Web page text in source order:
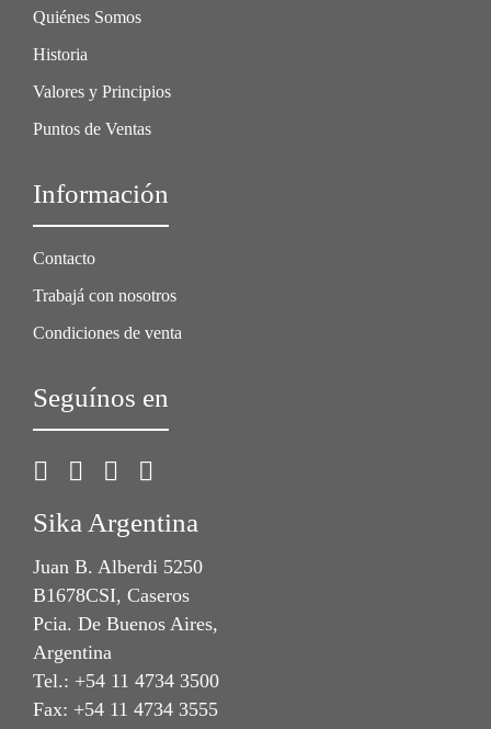
Quiénes Somos
Historia
Valores y Principios
Puntos de Ventas
Información
Contacto
Trabajá con nosotros
Condiciones de venta
Seguínos en
Sika Argentina
Juan B. Alberdi 5250
B1678CSI, Caseros
Pcia. De Buenos Aires,
Argentina
Tel.: +54 11 4734 3500
Fax: +54 11 4734 3555